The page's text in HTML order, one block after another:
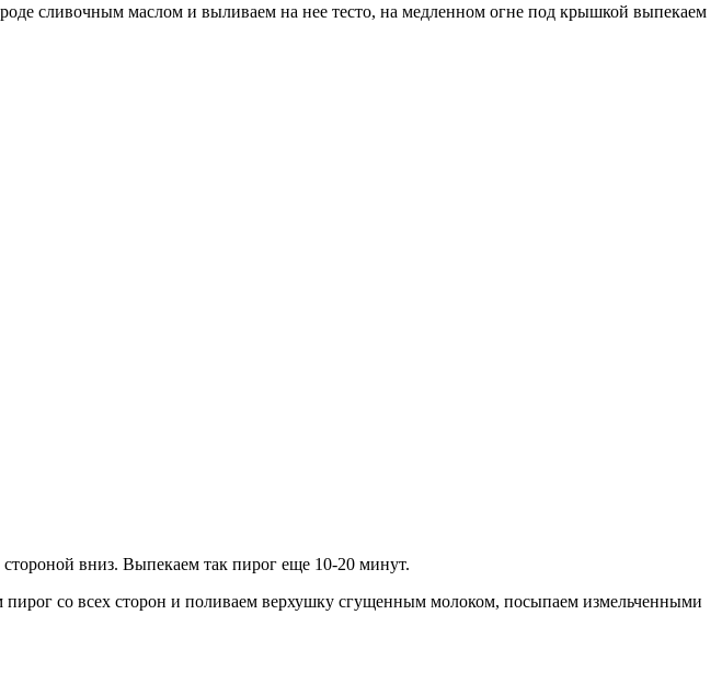
сливочным маслом и выливаем на нее тесто, на медленном огне под крышкой выпекаем
вниз. Выпекаем так пирог еще 10-20 минут.
со всех сторон и поливаем верхушку сгущенным молоком, посыпаем измельченными